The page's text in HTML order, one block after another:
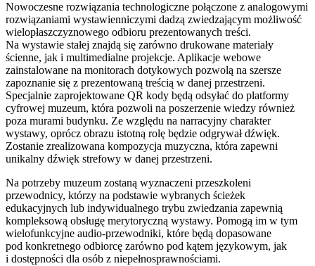
Nowoczesne rozwiązania technologiczne połączone z analogowymi
rozwiązaniami wystawienniczymi dadzą zwiedzającym możliwość
wielopłaszczyznowego odbioru prezentowanych treści.
Na wystawie stałej znajdą się zarówno drukowane materiały
ścienne, jak i multimedialne projekcje. Aplikacje webowe
zainstalowane na monitorach dotykowych pozwolą na szersze
zapoznanie się z prezentowaną treścią w danej przestrzeni.
Specjalnie zaprojektowane QR kody będą odsyłać do platformy
cyfrowej muzeum, która pozwoli na poszerzenie wiedzy również
poza murami budynku. Ze względu na narracyjny charakter
wystawy, oprócz obrazu istotną rolę będzie odgrywał dźwięk.
Zostanie zrealizowana kompozycja muzyczna, która zapewni
unikalny dźwięk strefowy w danej przestrzeni.
Na potrzeby muzeum zostaną wyznaczeni przeszkoleni
przewodnicy, którzy na podstawie wybranych ścieżek
edukacyjnych lub indywidualnego trybu zwiedzania zapewnią
kompleksową obsługę merytoryczną wystawy. Pomogą im w tym
wielofunkcyjne audio-przewodniki, które będą dopasowane
pod konkretnego odbiorcę zarówno pod kątem językowym, jak
i dostępności dla osób z niepełnosprawnościami.